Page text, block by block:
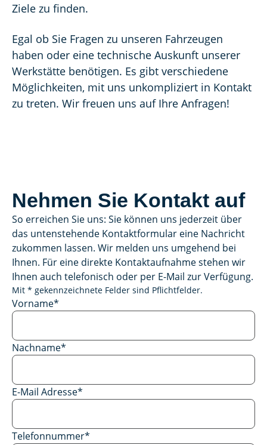
Ziele zu finden.
Egal ob Sie Fragen zu unseren Fahrzeugen
haben oder eine technische Auskunft unserer
Werkstätte benötigen. Es gibt verschiedene
Möglichkeiten, mit uns unkompliziert in Kontakt
zu treten. Wir freuen uns auf Ihre Anfragen!
Nehmen Sie Kontakt auf
So erreichen Sie uns: Sie können uns jederzeit über
das untenstehende Kontaktformular eine Nachricht
zukommen lassen. Wir melden uns umgehend bei
Ihnen. Für eine direkte Kontaktaufnahme stehen wir
Ihnen auch telefonisch oder per E-Mail zur Verfügung.
Mit * gekennzeichnete Felder sind Pflichtfelder.
Vorname*
Nachname*
E-Mail Adresse*
Telefonnummer*